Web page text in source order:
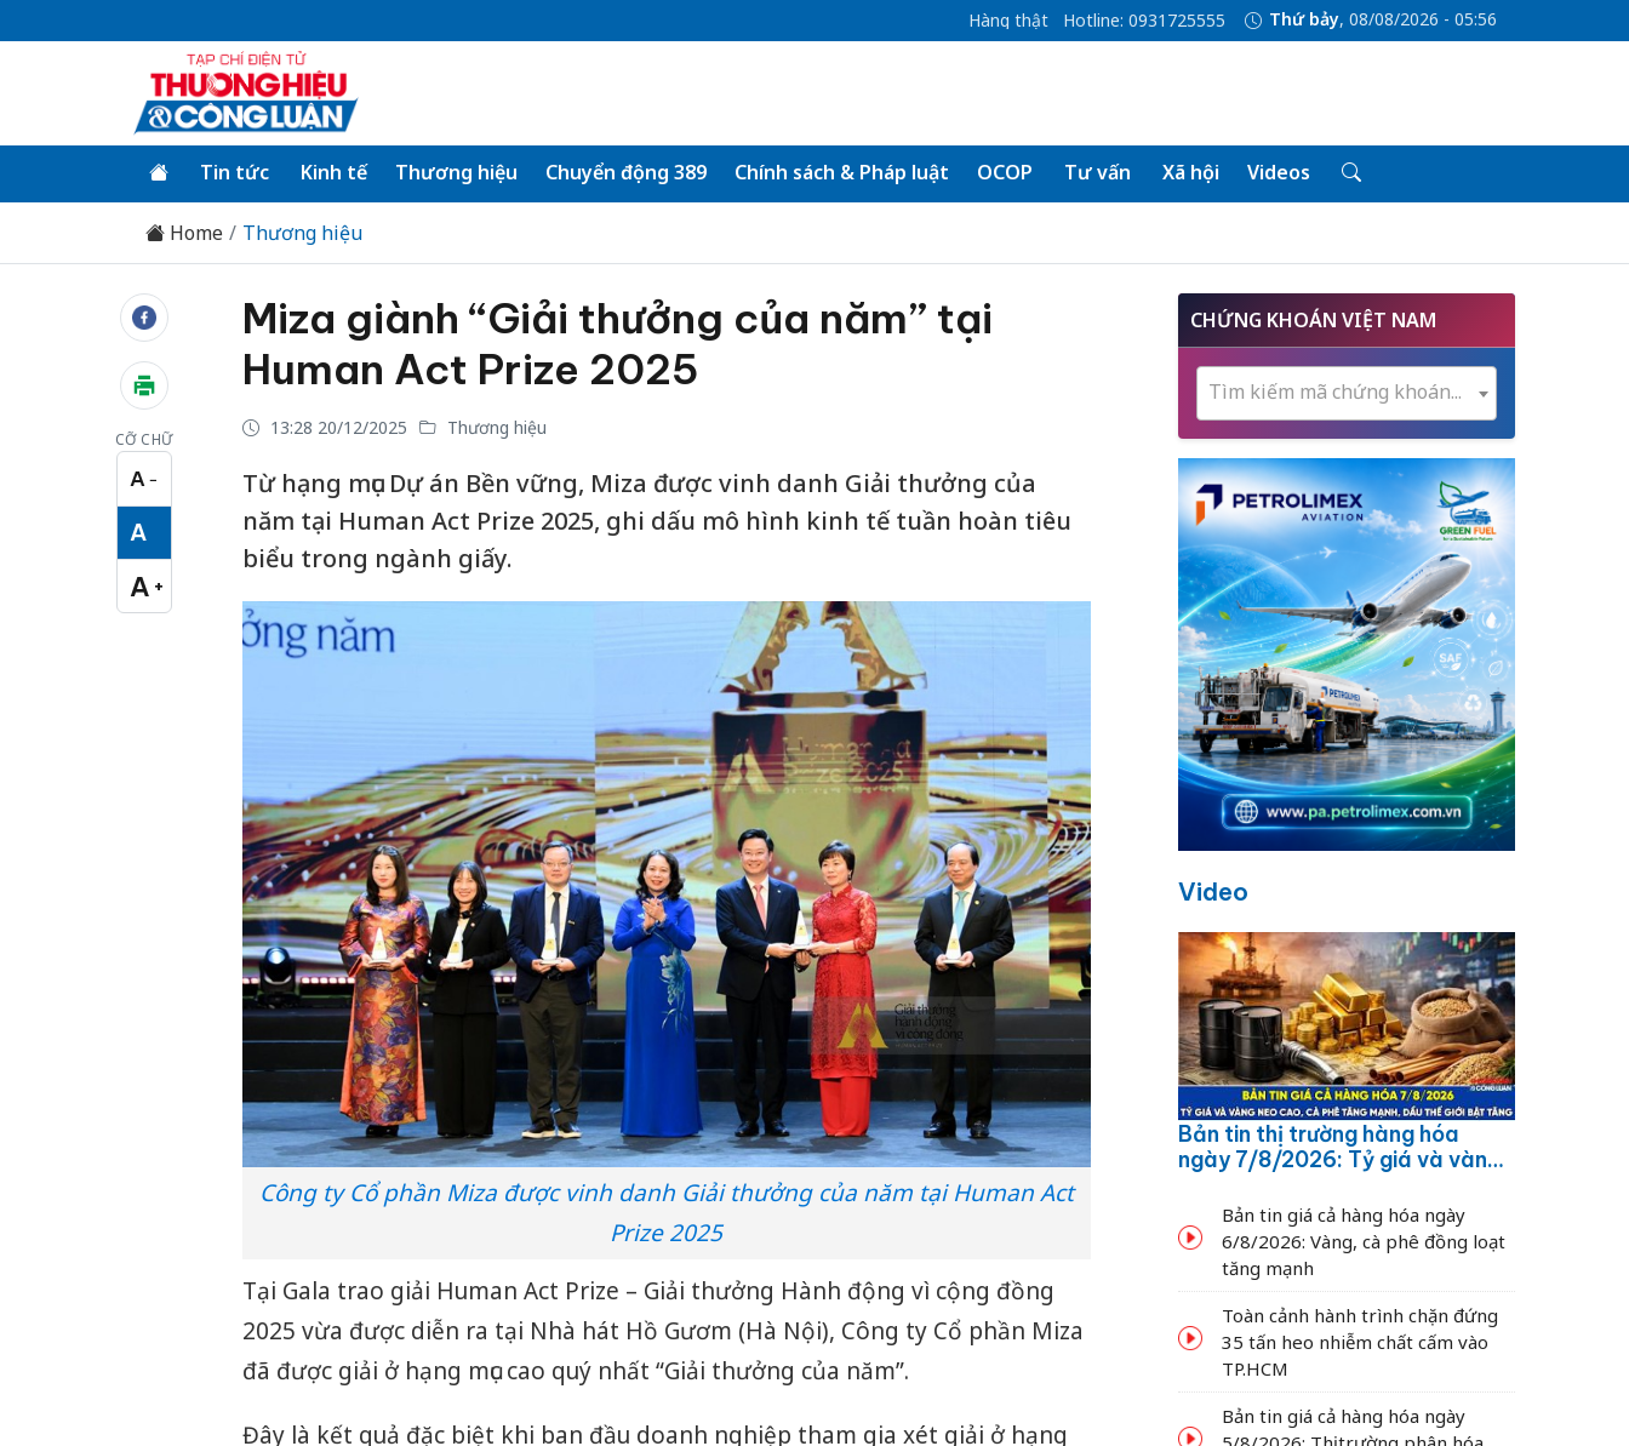
Hàng thật Hotline: 0931725555 Thứ bảy, 08/08/2026 - 05:56
Tin tức Kinh tế Thương hiệu Chuyển động 389 Chính sách & Pháp luật OCOP Tư vấn Xã hội Videos
Home Thương hiệu
CỠ CHỮ
A −
Cỡ chữ nhỏ
A
Cỡ chữ vừa
A +
Cỡ chữ lớn
Miza giành “Giải thưởng của năm” tại
Human Act Prize 2025
13:28 20/12/2025 Thương hiệu
Từ hạng mục Dự án Bền vững, Miza được vinh danh Giải thưởng của
năm tại Human Act Prize 2025, ghi dấu mô hình kinh tế tuần hoàn tiêu
biểu trong ngành giấy.
Công ty Cổ phần Miza được vinh danh Giải thưởng của năm tại Human Act
Prize 2025
Tại Gala trao giải Human Act Prize – Giải thưởng Hành động vì cộng đồng
2025 vừa được diễn ra tại Nhà hát Hồ Gươm (Hà Nội), Công ty Cổ phần Miza
đã được giải ở hạng mục cao quý nhất “Giải thưởng của năm”.
Đây là kết quả đặc biệt khi ban đầu doanh nghiệp tham gia xét giải ở hạng
CHỨNG KHOÁN VIỆT NAM
Tìm kiếm mã chứng khoán...
Video
Bản tin thị trường hàng hóa
ngày 7/8/2026: Tỷ giá và vàng
dầu thế giới bật tăng
Bản tin giá cả hàng hóa ngày
6/8/2026: Vàng, cà phê đồng loạt
tăng mạnh
Toàn cảnh hành trình chặn đứng
35 tấn heo nhiễm chất cấm vào
TP.HCM
Bản tin giá cả hàng hóa ngày